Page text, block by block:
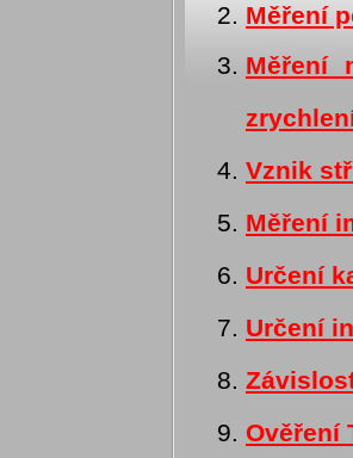
Měření
Měření
Vznik
Měření
Určení
Určení
Ověření